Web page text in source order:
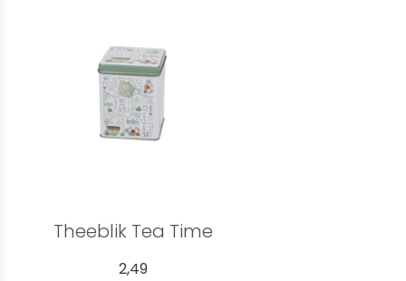
Theeblik Tea Time
2,49